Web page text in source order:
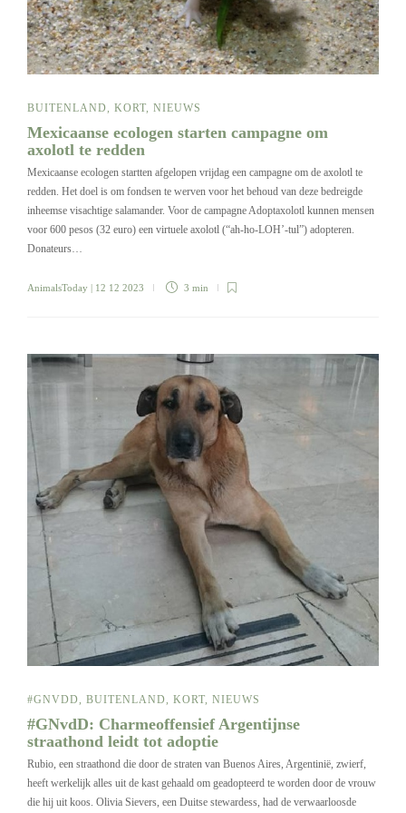
BUITENLAND, KORT, NIEUWS
Mexicaanse ecologen starten campagne om
axolotl te redden
Mexicaanse ecologen startten afgelopen vrijdag een campagne om de axolotl te
redden. Het doel is om fondsen te werven voor het behoud van deze bedreigde
inheemse visachtige salamander. Voor de campagne Adoptaxolotl kunnen mensen
voor 600 pesos (32 euro) een virtuele axolotl (“ah-ho-LOH’-tul”) adopteren.
Donateurs…
AnimalsToday | 12 12 2023 3 min
#GNVDD, BUITENLAND, KORT, NIEUWS
#GNvdD: Charmeoffensief Argentijnse
straathond leidt tot adoptie
Rubio, een straathond die door de straten van Buenos Aires, Argentinië, zwierf,
heeft werkelijk alles uit de kast gehaald om geadopteerd te worden door de vrouw
die hij uit koos. Olivia Sievers, een Duitse stewardess, had de verwaarloosde